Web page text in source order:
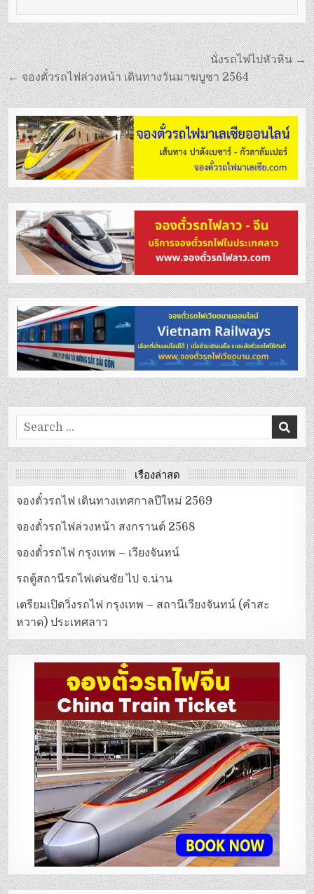
แนะแนว
เรื่อง
นั่งรถไฟไปหัวหิน →
← จองตั๋วรถไฟล่วงหน้า เดินทางวันมาฆบูชา 2564
Search
for:
เรื่องล่าสุด
จองตั๋วรถไฟ เดินทางเทศกาลปีใหม่ 2569
จองตั๋วรถไฟล่วงหน้า สงกรานต์ 2568
จองตั๋วรถไฟ กรุงเทพ – เวียงจันทน์
รถตู้สถานีรถไฟเด่นชัย ไป จ.น่าน
เตรียมเปิดวิ่งรถไฟ กรุงเทพ – สถานีเวียงจันทน์ (คำสะ
หวาด) ประเทศลาว